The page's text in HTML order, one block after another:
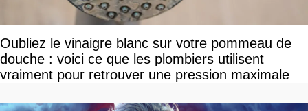
Oubliez le vinaigre blanc sur votre pommeau de
douche : voici ce que les plombiers utilisent
vraiment pour retrouver une pression maximale